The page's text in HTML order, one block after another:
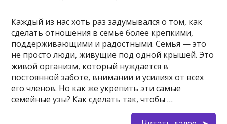
Каждый из нас хоть раз задумывался о том, как
сделать отношения в семье более крепкими,
поддерживающими и радостными. Семья — это
не просто люди, живущие под одной крышей. Это
живой организм, который нуждается в
постоянной заботе, внимании и усилиях от всех
его членов. Но как же укрепить эти самые
семейные узы? Как сделать так, чтобы …